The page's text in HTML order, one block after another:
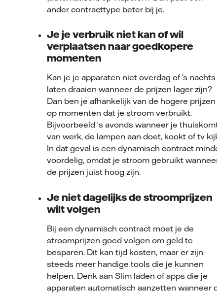
ander contracttype beter bij je.
Je je verbruik niet kan of wil
verplaatsen naar goedkopere
momenten
Kan je je apparaten niet overdag of ’s nachts
laten draaien wanneer de prijzen lager zijn?
Dan ben je afhankelijk van de hogere prijzen
op momenten dat je stroom verbruikt.
Bijvoorbeeld ‘s avonds wanneer je thuiskomt
van werk, de lampen aan doet, kookt of tv
In dat geval is een dynamisch contract
voordelig, omdat je stroom gebruikt wanneer
de prijzen juist hoog zijn.
Je niet dagelijks de stroomprijzen
wilt volgen
Bij een dynamisch contract moet je de
stroomprijzen goed volgen om geld te
besparen. Dit kan tijd kosten, maar er zijn
steeds meer handige tools die je kunnen
helpen. Denk aan Slim laden of apps die je
apparaten automatisch aanzetten wanneer